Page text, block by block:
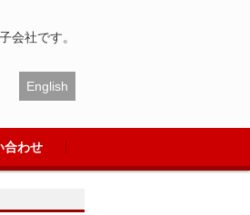
会社です。
English
合わせ